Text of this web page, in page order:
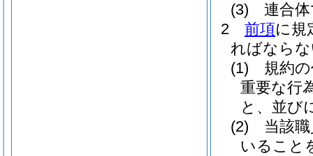
(3)
連合
2
前項に規
ればなら
(1)
規約
重要な行
と、並び
(2)
当該
いること